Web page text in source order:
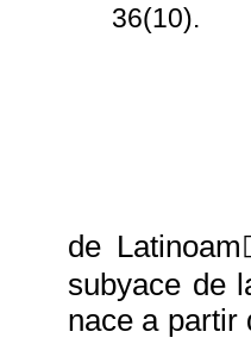
36(10).
de
subyace de
nace a partir